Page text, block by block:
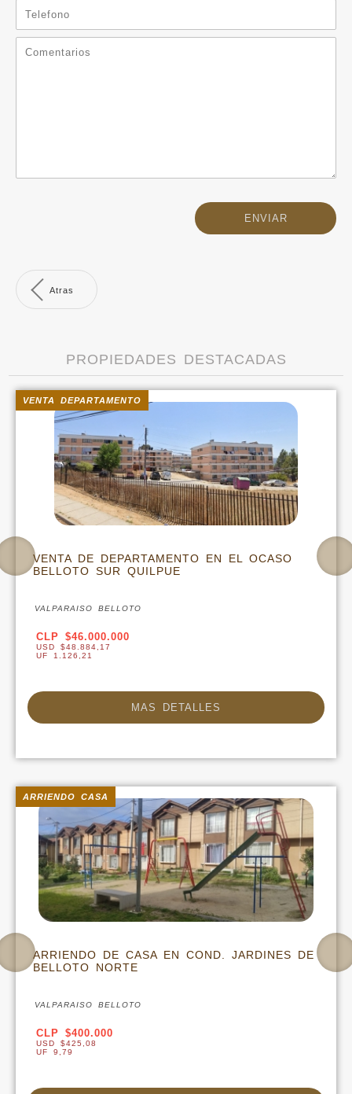
Atras
PROPIEDADES DESTACADAS
VENTA DE CASA EN OJOS DE AGUA EN
ALEMANA
VALPARAISO VILLA ALEMANA
VENTA CASA
CLP $450.000.000
USD $478.214,67
UF 11.017,32
MAS DETALLES
DE
ARRIENDO DE DEPARTAMENTO EN
GREGORIO MARAÑON VIÑA
VALPARAISO VIÑA DEL MAR
ARRIENDO DEPARTAMENTO
CLP $500.000